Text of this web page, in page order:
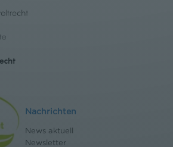
Nachrichten
News aktuell
Newsletter